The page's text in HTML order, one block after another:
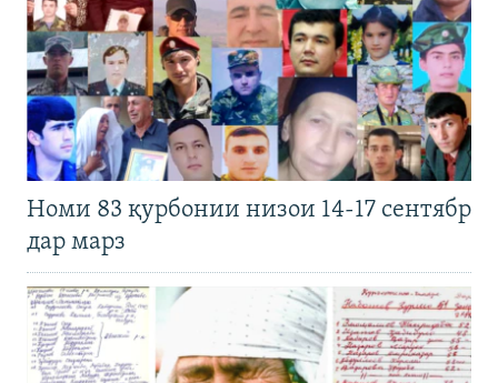
Номи 83 қурбонии низои 14-17 сентябр
дар марз